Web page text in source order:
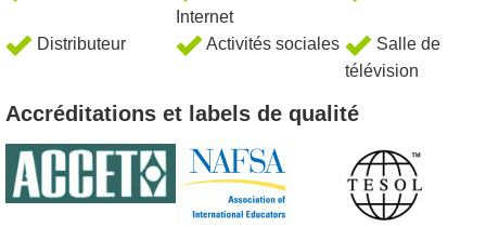
Internet
Distributeur
Activités sociales
Salle de
télévision
Accréditations et labels de qualité